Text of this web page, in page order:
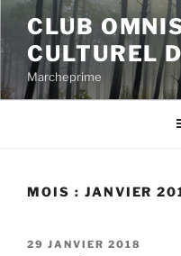
Aller
contenu
principal
CLUB
CULTUREL
Marcheprime
MOIS : JANVIER
PUBLIÉ
29 JANVIER 2018